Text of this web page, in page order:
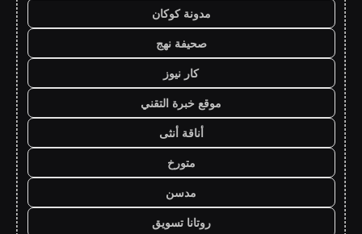
مدونة كوكان
صحيفة نهج
كار نيوز
موقع خبرة التقني
أناقة أنثى
متورخ
مدسن
روتانا تسويق